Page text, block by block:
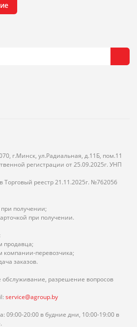
г.Минск, ул.Радиальная, д.11Б, пом.11
регистрации от 25.09.2025г. УНП
Торговый реестр 21.11.2025г. №762056
получении;
при получении.
продавца;
компании-перевозчика;
заказов.
обслуживание, разрешение вопросов
service@agroup.by
09:00-20:00 в будние дни, 10:00-19:00 в